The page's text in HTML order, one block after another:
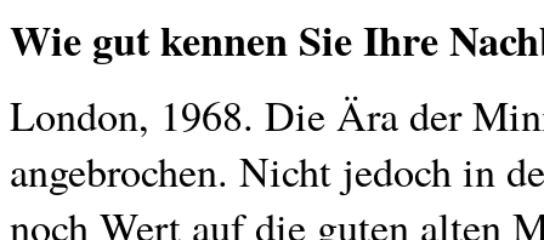
Wie gut kennen Sie Ihre
London, 1968. Die Ära der
angebrochen. Nicht jedoch in
noch Wert auf die guten alten